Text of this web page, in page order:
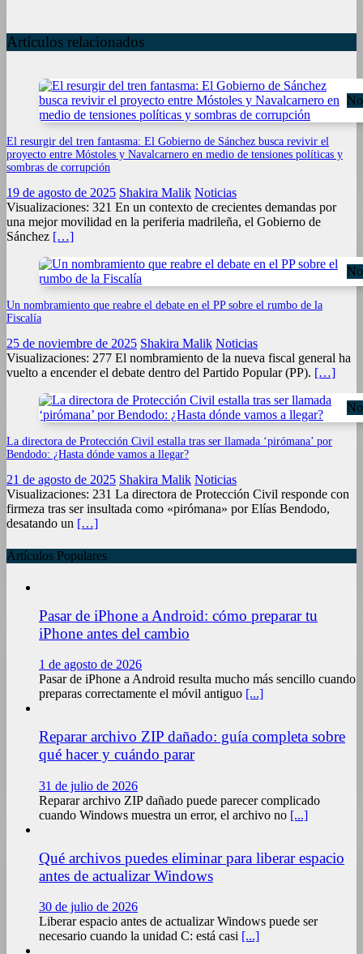
Artículos relacionados
El resurgir del tren fantasma: El Gobierno de Sánchez busca revivir el
proyecto entre Móstoles y Navalcarnero en medio de tensiones políticas y
sombras de corrupción
19 de agosto de 2025 Shakira Malik Noticias
Visualizaciones: 321 En un contexto de crecientes demandas por
una mejor movilidad en la periferia madrileña, el Gobierno de
Sánchez […]
Un nombramiento que reabre el debate en el PP sobre el rumbo de la
Fiscalía
25 de noviembre de 2025 Shakira Malik Noticias
Visualizaciones: 277 El nombramiento de la nueva fiscal general ha
vuelto a encender el debate dentro del Partido Popular (PP). […]
La directora de Protección Civil estalla tras ser llamada ‘pirómana’ por
Bendodo: ¿Hasta dónde vamos a llegar?
21 de agosto de 2025 Shakira Malik Noticias
Visualizaciones: 231 La directora de Protección Civil responde con
firmeza tras ser insultada como «pirómana» por Elías Bendodo,
desatando un […]
Artículos Populares
Pasar de iPhone a Android: cómo preparar tu
iPhone antes del cambio
1 de agosto de 2026
Pasar de iPhone a Android resulta mucho más sencillo cuando
preparas correctamente el móvil antiguo [...]
Reparar archivo ZIP dañado: guía completa sobre
qué hacer y cuándo parar
31 de julio de 2026
Reparar archivo ZIP dañado puede parecer complicado
cuando Windows muestra un error, el archivo no [...]
Qué archivos puedes eliminar para liberar espacio
antes de actualizar Windows
30 de julio de 2026
Liberar espacio antes de actualizar Windows puede ser
necesario cuando la unidad C: está casi [...]